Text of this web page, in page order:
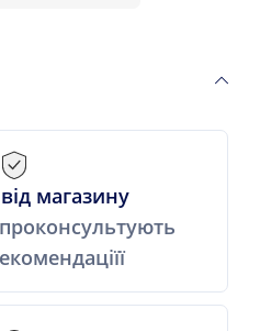
від магазину